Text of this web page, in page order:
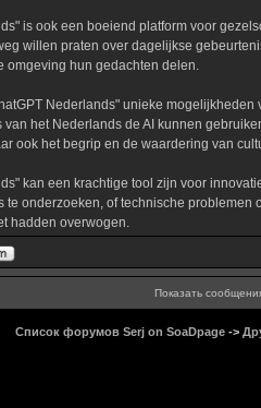
is ook een boeiend platform voor
willen praten over dagelijkse
omgeving hun gedachten delen.
Nederlands" unieke
het Nederlands de AI kunnen
ook het begrip en de waardering van
kan een krachtige tool zijn voor
te onderzoeken, of technische
hadden overwogen.
Показать
Список форумов Serj on SoaDpage->